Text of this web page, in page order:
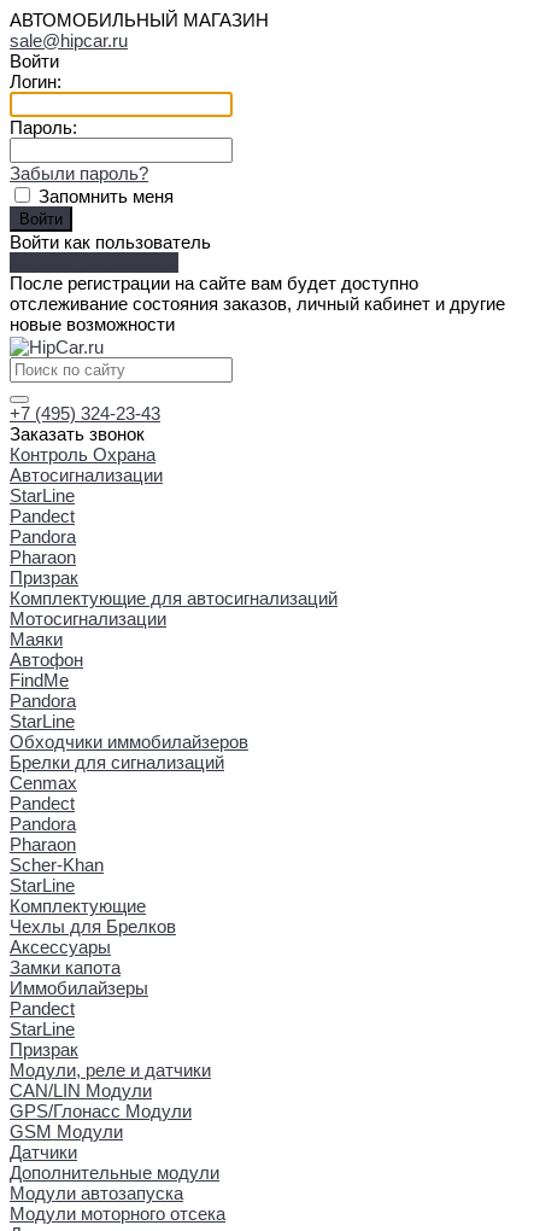
АВТОМОБИЛЬНЫЙ МАГАЗИН
sale@hipcar.ru
Войти
Логин:
Пароль:
Забыли пароль?
Запомнить меня
Войти как пользователь
После регистрации на сайте вам будет доступно
отслеживание состояния заказов, личный кабинет и другие
новые возможности
+7 (495) 324-23-43
Заказать звонок
Контроль Охрана
Автосигнализации
StarLine
Pandect
Pandora
Pharaon
Призрак
Комплектующие для автосигнализаций
Мотосигнализации
Маяки
Автофон
FindMe
Pandora
StarLine
Обходчики иммобилайзеров
Брелки для сигнализаций
Cenmax
Pandect
Pandora
Pharaon
Scher-Khan
StarLine
Комплектующие
Чехлы для Брелков
Аксессуары
Замки капота
Иммобилайзеры
Pandect
StarLine
Призрак
Модули, реле и датчики
CAN/LIN Модули
GPS/Глонасс Модули
GSM Модули
Датчики
Дополнительные модули
Модули автозапуска
Модули моторного отсека